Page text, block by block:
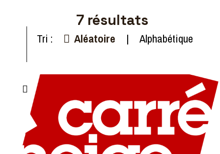
7 résultats
Tri : Aléatoire Alphabétique